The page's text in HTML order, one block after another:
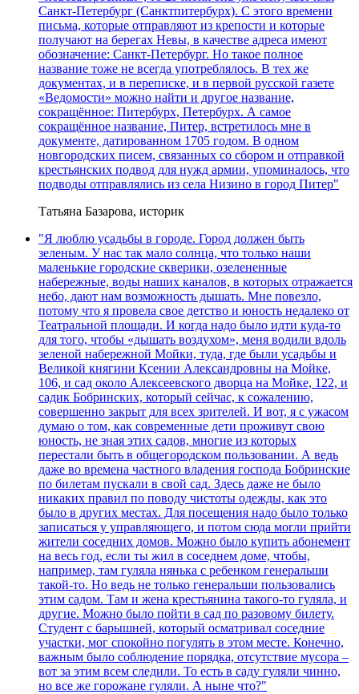
Санкт-Петербург (Санктпитербурх). С этого времени
письма, которые отправляют из крепости и которые
получают на берегах Невы, в качестве адреса имеют
обозначение: Санкт-Петербург. Но такое полное
название тоже не всегда употреблялось. В тех же
документах, и в переписке, и в первой русской газете
«Ведомости» можно найти и другое название,
сокращённое: Питербурх, Петербурх. А самое
сокращённое название, Питер, встретилось мне в
документе, датированном 1705 годом. В одном
новгородских писем, связанных со сбором и отправкой
крестьянских подвод для нужд армии, упоминалось, что
подводы отправлялись из села Низино в город Питер"
Татьяна Базарова, историк
"Я люблю усадьбы в городе. Город должен быть
зеленым. У нас так мало солнца, что только наши
маленькие городские скверики, озелененные
набережные, воды наших каналов, в которых отражается
небо, дают нам возможность дышать. Мне повезло,
потому что я провела свое детство и юность недалеко от
Театральной площади. И когда надо было идти куда-то
для того, чтобы «дышать воздухом», меня водили вдоль
зеленой набережной Мойки, туда, где были усадьбы и
Великой княгини Ксении Александровны на Мойке,
106, и сад около Алексеевского дворца на Мойке, 122, и
садик Бобринских, который сейчас, к сожалению,
совершенно закрыт для всех зрителей. И вот, я с ужасом
думаю о том, как современные дети проживут свою
юность, не зная этих садов, многие из которых
перестали быть в общегородском пользовании. А ведь
даже во времена частного владения господа Бобринские
по билетам пускали в свой сад. Здесь даже не было
никаких правил по поводу чистоты одежды, как это
было в других местах. Для посещения надо было только
записаться у управляющего, и потом сюда могли прийти
жители соседних домов. Можно было купить абонемент
на весь год, если ты жил в соседнем доме, чтобы,
например, там гуляла нянька с ребенком генеральши
такой-то. Но ведь не только генеральши пользовались
этим садом. Там и жена крестьянина такого-то гуляла, и
другие. Можно было пойти в сад по разовому билету.
Студент с барышней, который осматривал соседние
участки, мог спокойно погулять в этом месте. Конечно,
важным было соблюдение порядка, отсутствие мусора –
вот за этим всем следили. То есть в саду гуляли чинно,
но все же горожане гуляли. А ныне что?"